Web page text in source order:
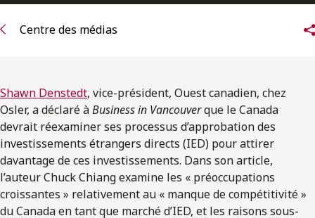
Centre des médias
Shawn Denstedt, vice-président, Ouest canadien, chez
Osler, a déclaré àBusiness in Vancouverque le Canada
devrait réexaminer ses processus d’approbation des
investissements étrangers directs (IED) pour attirer
davantage de ces investissements. Dans son article,
l’auteur Chuck Chiang examine les « préoccupations
croissantes » relativement au « manque de compétitivité »
du Canada en tant que marché d’IED, et les raisons sous-